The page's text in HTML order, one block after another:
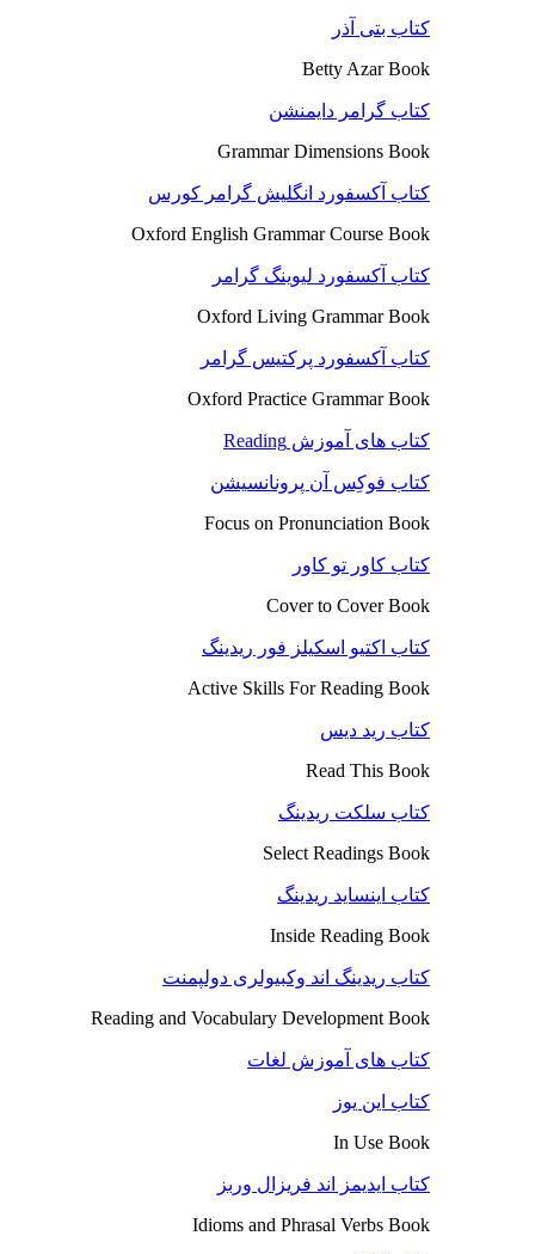
کتاب بتی آذر
Betty Azar Book
کتاب گرامر دایمنشن
Grammar Dimensions Book
کتاب آکسفورد انگلیش گرامر کورس
Oxford English Grammar Course Book
کتاب آکسفورد لیوینگ گرامر
Oxford Living Grammar Book
کتاب آکسفورد پرکتیس گرامر
Oxford Practice Grammar Book
کتاب های آموزش Reading
کتاب فوکِس آن پرونانسیشن
Focus on Pronunciation Book
کتاب کاور تو کاور
Cover to Cover Book
کتاب اکتیو اسکیلز فور ریدینگ
Active Skills For Reading Book
کتاب رید دیس
Read This Book
کتاب سلکت ریدینگ
Select Readings Book
کتاب اینساید ریدینگ
Inside Reading Book
کتاب ریدینگ اند وکبیولری دولپمنت
Reading and Vocabulary Development Book
کتاب های آموزش لغات
کتاب این یوز
In Use Book
کتاب ایدیمز اند فریزال وربز
Idioms and Phrasal Verbs Book